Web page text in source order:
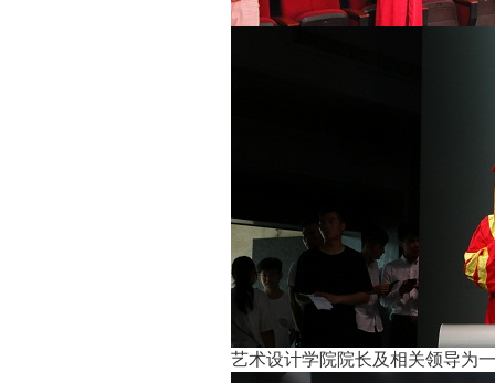
艺术设计学院院长及相关领导为